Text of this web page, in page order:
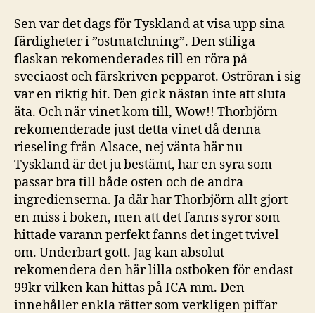
Sen var det dags för Tyskland at visa upp sina
färdigheter i ”ostmatchning”. Den stiliga
flaskan rekomenderades till en röra på
sveciaost och färskriven pepparot. Oströran i sig
var en riktig hit. Den gick nästan inte att sluta
äta. Och när vinet kom till, Wow!! Thorbjörn
rekomenderade just detta vinet då denna
rieseling från Alsace, nej vänta här nu –
Tyskland är det ju bestämt, har en syra som
passar bra till både osten och de andra
ingredienserna. Ja där har Thorbjörn allt gjort
en miss i boken, men att det fanns syror som
hittade varann perfekt fanns det inget tvivel
om. Underbart gott. Jag kan absolut
rekomendera den här lilla ostboken för endast
99kr vilken kan hittas på ICA mm. Den
innehåller enkla rätter som verkligen piffar